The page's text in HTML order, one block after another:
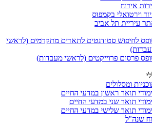
אירוח
וירטואלי בקמפוס
עיריית תל אביב
לחיפוש סטודנטים לתארים מתקדמים (לראשי
פרסום פרוייקטים (לראשי מעבדות)
ומסלולים
תואר ראשון במדעי החיים
תואר שני במדעי החיים
תואר שלישי במדעי החיים
שנה"ל